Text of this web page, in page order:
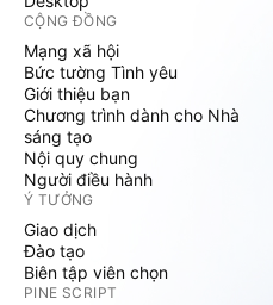
CỘNG ĐỒNG
Mạng xã hội
Bức tường Tình yêu
Giới thiệu bạn
Chương trình dành cho Nhà
sáng tạo
Nội quy chung
Người điều hành
Ý TƯỞNG
Giao dịch
Đào tạo
Biên tập viên chọn
PINE SCRIPT